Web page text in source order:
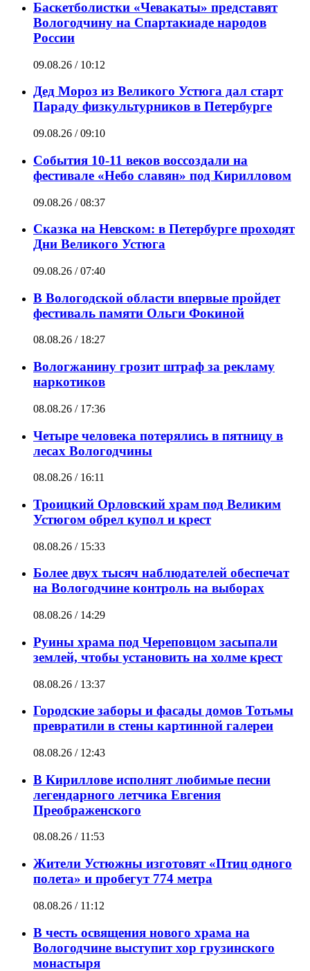
Баскетболистки «Чевакаты» представят
Вологодчину на Спартакиаде народов
России
09.08.26 / 10:12
Дед Мороз из Великого Устюга дал старт
Параду физкультурников в Петербурге
09.08.26 / 09:10
События 10-11 веков воссоздали на
фестивале «Небо славян» под Кирилловом
09.08.26 / 08:37
Сказка на Невском: в Петербурге проходят
Дни Великого Устюга
09.08.26 / 07:40
В Вологодской области впервые пройдет
фестиваль памяти Ольги Фокиной
08.08.26 / 18:27
Вологжанину грозит штраф за рекламу
наркотиков
08.08.26 / 17:36
Четыре человека потерялись в пятницу в
лесах Вологодчины
08.08.26 / 16:11
Троицкий Орловский храм под Великим
Устюгом обрел купол и крест
08.08.26 / 15:33
Более двух тысяч наблюдателей обеспечат
на Вологодчине контроль на выборах
08.08.26 / 14:29
Руины храма под Череповцом засыпали
землей, чтобы установить на холме крест
08.08.26 / 13:37
Городские заборы и фасады домов Тотьмы
превратили в стены картинной галереи
08.08.26 / 12:43
В Кириллове исполнят любимые песни
легендарного летчика Евгения
Преображенского
08.08.26 / 11:53
Жители Устюжны изготовят «Птиц одного
полета» и пробегут 774 метра
08.08.26 / 11:12
В честь освящения нового храма на
Вологодчине выступит хор грузинского
монастыря